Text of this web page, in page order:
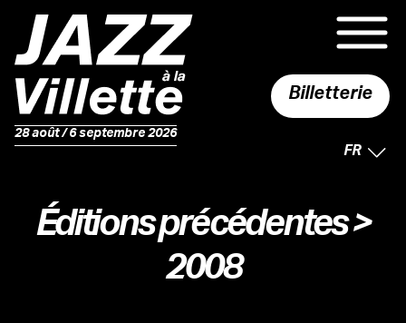
28 août / 6 septembre 2026
Billetterie
FR
Éditions précédentes>
2008